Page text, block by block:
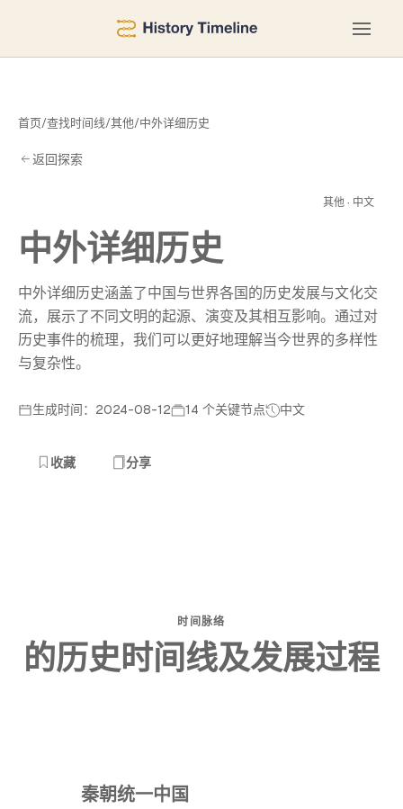
首页/查找时间线/其他/中外详细历史
返回探索
其他 · 中文
中外详细历史
中外详细历史涵盖了中国与世界各国的历史发展与文化交
流，展示了不同文明的起源、演变及其相互影响。通过对
历史事件的梳理，我们可以更好地理解当今世界的多样性
与复杂性。
生成时间：2024-08-12 14 个关键节点 中文
收藏 分享
时间脉络
的历史时间线及发展过程
秦朝统一中国